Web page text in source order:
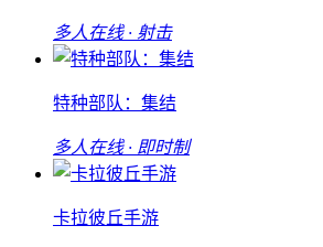
多人在线 · 射击
特种部队：集结
多人在线 · 即时制
卡拉彼丘手游